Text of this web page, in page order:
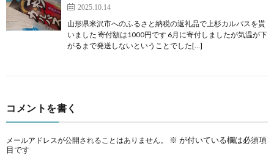
2025.10.14
山形県米沢市へのふるさと納税の返礼品で上杉カルパスを貰
いました 寄付額は1000円です 6月に寄付しましたが気温が下
がるまで発送しないということでした[…]
コメントを書く
メールアドレスが公開されることはありません。 ※ が付いている欄は必須項
目です